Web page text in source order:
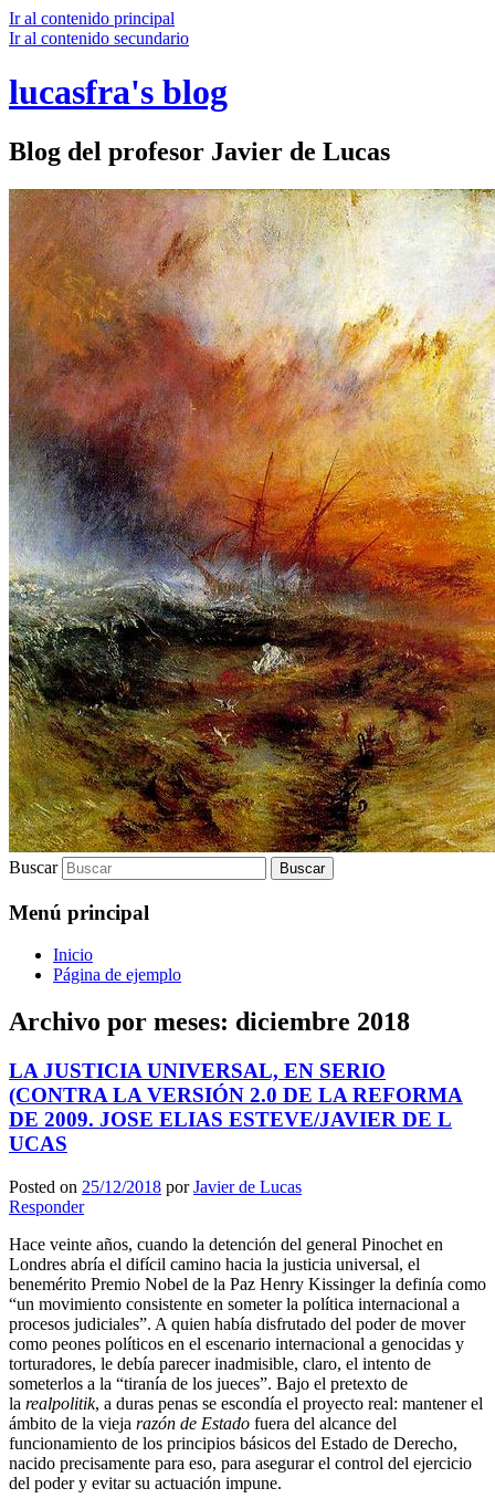
Ir al contenido principal
Ir al contenido secundario
lucasfra's blog
Blog del profesor Javier de Lucas
Buscar
Menú principal
Inicio
Página de ejemplo
Archivo por meses: diciembre 2018
LA JUSTICIA UNIVERSAL, EN SERIO
(CONTRA LA VERSIÓN 2.0 DE LA REFORMA
DE 2009. JOSE ELIAS ESTEVE/JAVIER DE L
UCAS
Posted on 25/12/2018 porJavier de Lucas
Responder
Hace veinte años, cuando la detención del general Pinochet en
Londres abría el difícil camino hacia la justicia universal, el
benemérito Premio Nobel de la Paz Henry Kissinger la definía como
“un movimiento consistente en someter la política internacional a
procesos judiciales”. A quien había disfrutado del poder de mover
como peones políticos en el escenario internacional a genocidas y
torturadores, le debía parecer inadmisible, claro, el intento de
someterlos a la “tiranía de los jueces”. Bajo el pretexto de
la realpolitik, a duras penas se escondía el proyecto real: mantener el
ámbito de la vieja razón de Estado fuera del alcance del
funcionamiento de los principios básicos del Estado de Derecho,
nacido precisamente para eso, para asegurar el control del ejercicio
del poder y evitar su actuación impune.